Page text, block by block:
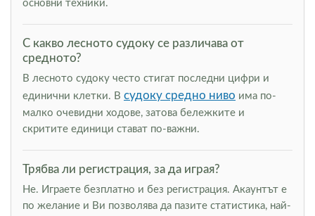
основни техники.
С какво лесното судоку се различава от
средното?
В лесното судоку често стигат последни цифри и
единични клетки. В судоку средно ниво има по-
малко очевидни ходове, затова бележките и
скритите единици стават по-важни.
Трябва ли регистрация, за да играя?
Не. Играете безплатно и без регистрация. Акаунтът е
по желание и Ви позволява да пазите статистика, най-